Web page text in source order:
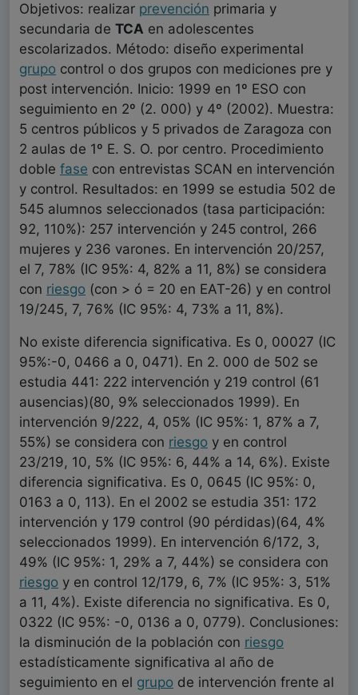
Objetivos: realizar prevención primaria y
secundaria de TCA en adolescentes
escolarizados. Método: diseño experimental
grupo control o dos grupos con mediciones pre y
post intervención. Inicio: 1999 en 1º ESO con
seguimiento en 2º (2. 000) y 4º (2002). Muestra:
5 centros públicos y 5 privados de Zaragoza con
2 aulas de 1º E. S. O. por centro. Procedimiento
doble fase con entrevistas SCAN en intervención
y control. Resultados: en 1999 se estudia 502 de
545 alumnos seleccionados (tasa participación:
92, 110%): 257 intervención y 245 control, 266
mujeres y 236 varones. En intervención 20/257,
el 7, 78% (IC 95%: 4, 82% a 11, 8%) se considera
con riesgo (con > ó = 20 en EAT-26) y en control
19/245, 7, 76% (IC 95%: 4, 73% a 11, 8%).
No existe diferencia significativa. Es 0, 00027 (IC
95%:-0, 0466 a 0, 0471). En 2. 000 de 502 se
estudia 441: 222 intervención y 219 control (61
ausencias)(80, 9% seleccionados 1999). En
intervención 9/222, 4, 05% (IC 95%: 1, 87% a 7,
55%) se considera con riesgo y en control
23/219, 10, 5% (IC 95%: 6, 44% a 14, 6%). Existe
diferencia significativa. Es 0, 0645 (IC 95%: 0,
0163 a 0, 113). En el 2002 se estudia 351: 172
intervención y 179 control (90 pérdidas)(64, 4%
seleccionados 1999). En intervención 6/172, 3,
49% (IC 95%: 1, 29% a 7, 44%) se considera con
riesgo y en control 12/179, 6, 7% (IC 95%: 3, 51%
a 11, 4%). Existe diferencia no significativa. Es 0,
0322 (IC 95%: -0, 0136 a 0, 0779). Conclusiones:
la disminución de la población con riesgo
estadísticamente significativa al año de
seguimiento en el grupo de intervención frente al